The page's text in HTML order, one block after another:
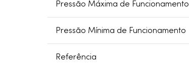
Pressão Máxima de Funcionamento
Pressão Mínima de Funcionamento
Referência